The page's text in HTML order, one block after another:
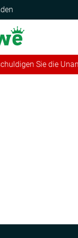
Sie die